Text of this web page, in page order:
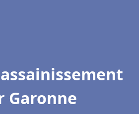
Garonne